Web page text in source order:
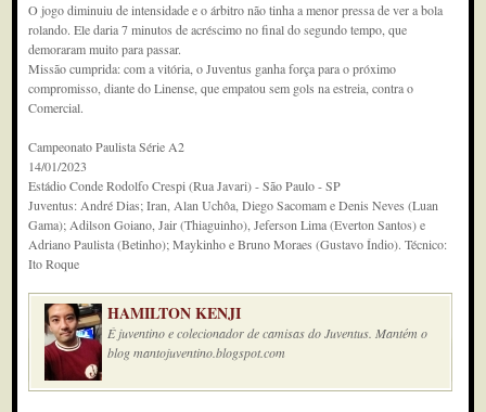
O jogo diminuiu de intensidade e o árbitro não tinha a menor pressa de ver a bola
rolando. Ele daria 7 minutos de acréscimo no final do segundo tempo, que
demoraram muito para passar.
Missão cumprida: com a vitória, o Juventus ganha força para o próximo
compromisso, diante do Linense, que empatou sem gols na estreia, contra o
Comercial.
Campeonato Paulista Série A2
14/01/2023
Estádio Conde Rodolfo Crespi (Rua Javari) - São Paulo - SP
Juventus: André Dias; Iran, Alan Uchôa, Diego Sacomam e Denis Neves (Luan
Gama); Adilson Goiano, Jair (Thiaguinho), Jeferson Lima (Everton Santos) e
Adriano Paulista (Betinho); Maykinho e Bruno Moraes (Gustavo Índio). Técnico:
Ito Roque
HAMILTON KENJI
É juventino e colecionador de camisas do Juventus. Mantém o
blog mantojuventino.blogspot.com